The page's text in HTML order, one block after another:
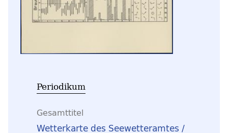
Periodikum
Gesamttitel
Wetterkarte des Seewetteramtes /